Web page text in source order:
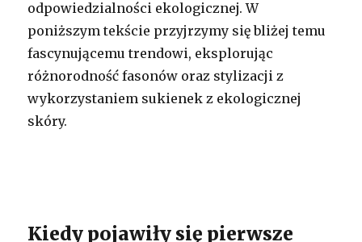
odpowiedzialności ekologicznej. W
poniższym tekście przyjrzymy się bliżej temu
fascynującemu trendowi, eksplorując
różnorodność fasonów oraz stylizacji z
wykorzystaniem sukienek z ekologicznej
skóry.
Kiedy pojawiły się pierwsze